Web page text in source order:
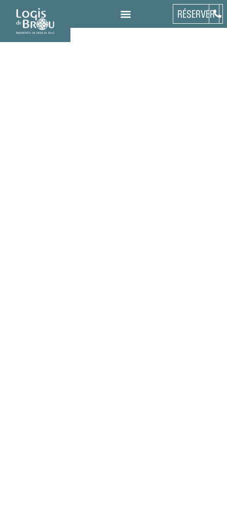
RÉSERVER